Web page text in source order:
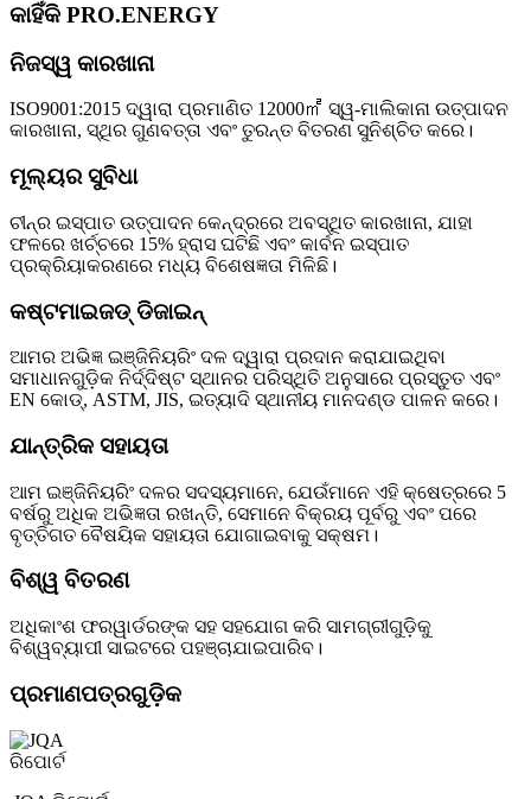
କାହିଁକି PRO.ENERGY
ନିଜସ୍ୱ କାରଖାନା
ISO9001:2015 ଦ୍ୱାରା ପ୍ରମାଣିତ 12000㎡ ସ୍ୱ-ମାଲିକାନା ଉତ୍ପାଦନ
କାରଖାନା, ସ୍ଥିର ଗୁଣବତ୍ତା ଏବଂ ତୁରନ୍ତ ବିତରଣ ସୁନିଶ୍ଚିତ କରେ।
ମୂଲ୍ୟର ସୁବିଧା
ଚୀନ୍‌ର ଇସ୍ପାତ ଉତ୍ପାଦନ କେନ୍ଦ୍ରରେ ଅବସ୍ଥିତ କାରଖାନା, ଯାହା
ଫଳରେ ଖର୍ଚ୍ଚରେ 15% ହ୍ରାସ ଘଟିଛି ଏବଂ କାର୍ବନ ଇସ୍ପାତ
ପ୍ରକ୍ରିୟାକରଣରେ ମଧ୍ୟ ବିଶେଷଜ୍ଞତା ମିଳିଛି।
କଷ୍ଟମାଇଜଡ୍ ଡିଜାଇନ୍
ଆମର ଅଭିଜ୍ଞ ଇଞ୍ଜିନିୟରିଂ ଦଳ ଦ୍ୱାରା ପ୍ରଦାନ କରାଯାଇଥିବା
ସମାଧାନଗୁଡ଼ିକ ନିର୍ଦ୍ଦିଷ୍ଟ ସ୍ଥାନର ପରିସ୍ଥିତି ଅନୁସାରେ ପ୍ରସ୍ତୁତ ଏବଂ
EN କୋଡ୍, ASTM, JIS, ଇତ୍ୟାଦି ସ୍ଥାନୀୟ ମାନଦଣ୍ଡ ପାଳନ କରେ।
ଯାନ୍ତ୍ରିକ ସହାୟତା
ଆମ ଇଞ୍ଜିନିୟରିଂ ଦଳର ସଦସ୍ୟମାନେ, ଯେଉଁମାନେ ଏହି କ୍ଷେତ୍ରରେ 5
ବର୍ଷରୁ ଅଧିକ ଅଭିଜ୍ଞତା ରଖନ୍ତି, ସେମାନେ ବିକ୍ରୟ ପୂର୍ବରୁ ଏବଂ ପରେ
ବୃତ୍ତିଗତ ବୈଷୟିକ ସହାୟତା ଯୋଗାଇବାକୁ ସକ୍ଷମ।
ବିଶ୍ୱ ବିତରଣ
ଅଧିକାଂଶ ଫରୱାର୍ଡରଙ୍କ ସହ ସହଯୋଗ କରି ସାମଗ୍ରୀଗୁଡ଼ିକୁ
ବିଶ୍ୱବ୍ୟାପୀ ସାଇଟରେ ପହଞ୍ଚାଯାଇପାରିବ।
ପ୍ରମାଣପତ୍ରଗୁଡ଼ିକ